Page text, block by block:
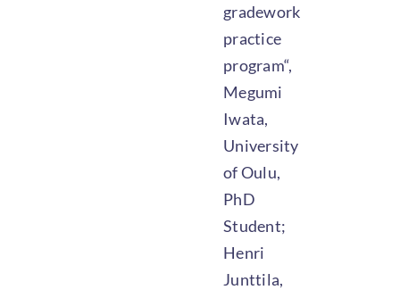
gradework
practice
program“,
Megumi
Iwata,
University
of Oulu,
PhD
Student;
Henri
Junttila,